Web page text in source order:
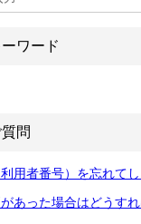
ワード
問
用者番号）を忘れて
あった場合はどうす